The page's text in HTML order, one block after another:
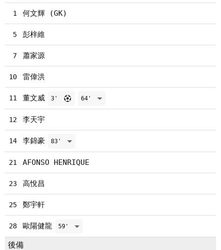
1 何文輝 (GK)
5 彭梓維
7 蕭家源
10 雷偉洪
11 董文威 3' 64'
12 李天宇
14 李錦豪 83'
21 AFONSO HENRIQUE
23 高悅昌
25 鄭宇軒
28 歐陽健龍 59'
後備